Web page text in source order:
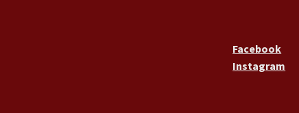
Facebook
Instagram